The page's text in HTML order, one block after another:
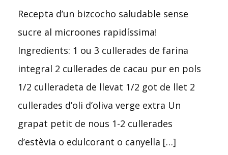
Recepta d’un bizcocho saludable sense
sucre al microones rapidíssima!
Ingredients: 1 ou 3 cullerades de farina
integral 2 cullerades de cacau pur en pols
1/2 culleradeta de llevat 1/2 got de llet 2
cullerades d’oli d’oliva verge extra Un
grapat petit de nous 1-2 cullerades
d’estèvia o edulcorant o canyella […]